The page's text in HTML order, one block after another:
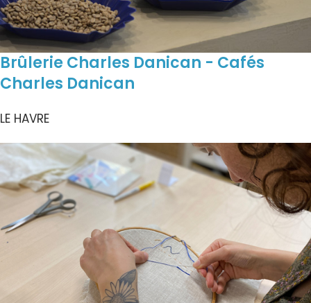
Brûlerie Charles Danican - Cafés
Charles Danican
LE HAVRE